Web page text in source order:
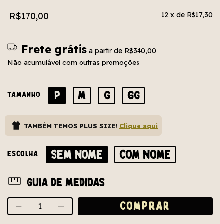
R$170,00 12 x de R$17,30
Frete grátis a partir de R$340,00
Não acumulável com outras promoções
TAMANHO P M G GG
TAMBÉM TEMOS PLUS SIZE! Clique aqui
ESCOLHA SEM NOME COM NOME
Guia de medidas